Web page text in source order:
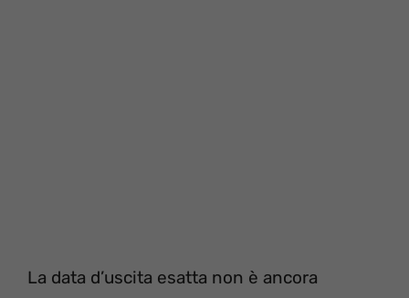
La data d’uscita esatta non è ancora